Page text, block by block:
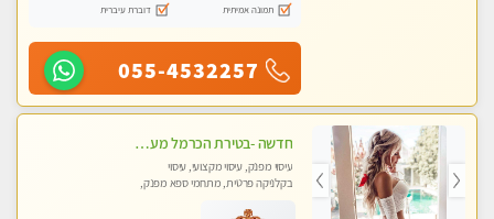
תמונה אמיתית דוברת עיברית
055-4532257
חדשה -בטירת הכרמל מעסה איכותית מפנקת ומקצועית עיסוי חלומי ..... בקריות
עיסוי מפנק, עיסוי מקצועי, עיסוי
בקלניקה פרטית, מתחמי ספא מפנק,